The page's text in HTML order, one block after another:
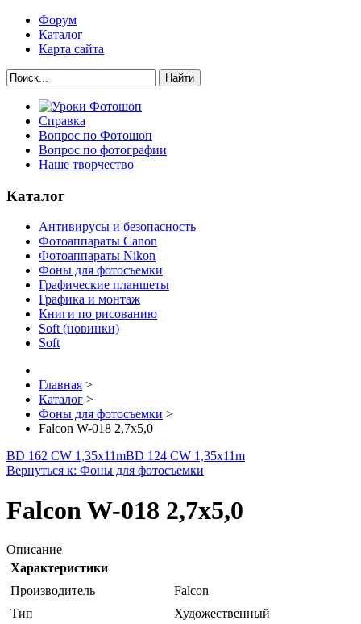
Форум
Каталог
Карта сайта
Найти
Справка
Вопрос по Фотошоп
Вопрос по фотографии
Наше творчество
Каталог
Антивирусы и безопасность
Фотоаппараты Canon
Фотоаппараты Nikon
Фоны для фотосъемки
Графические планшеты
Графика и монтаж
Книги по рисованию
Soft (новинки)
Soft
Главная >
Каталог >
Фоны для фотосъемки >
Falcon W-018 2,7х5,0
BD 162 CW 1,35х11mBD 124 CW 1,35х11m
Вернуться к: Фоны для фотосъемки
Falcon W-018 2,7х5,0
Описание
Характеристики
Производитель
Falcon
Тип
Художественный